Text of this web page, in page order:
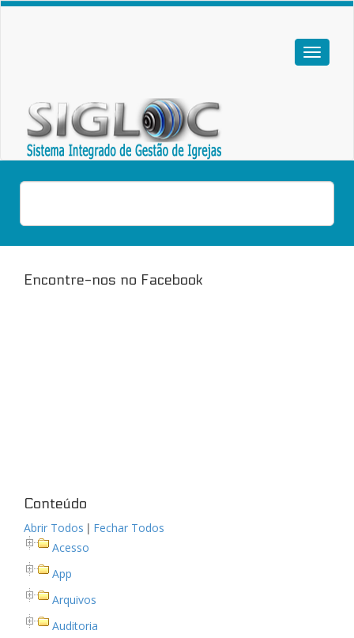
Encontre-nos no Facebook
Conteúdo
Abrir Todos | Fechar Todos
Acesso
App
Arquivos
Auditoria